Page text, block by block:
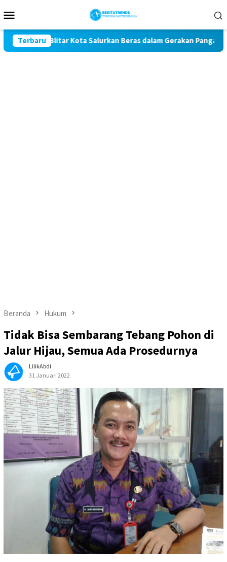
ke
Mobile
Terbaru
Blitar Kota Salurkan Beras dalam Gerakan Pangan Murah
Beranda Hukum
Tidak Bisa Sembarang Tebang Pohon di
Jalur Hijau, Semua Ada Prosedurnya
LilikAbdi
31 Januari 2022